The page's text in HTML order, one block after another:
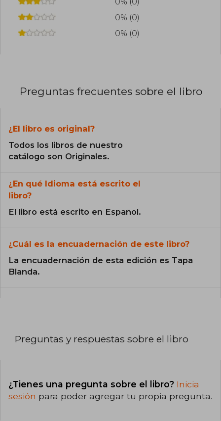
0% (0)
0% (0)
Preguntas frecuentes sobre el libro
¿El libro es original?
Todos los libros de nuestro
catálogo son Originales.
¿En qué Idioma está escrito el
libro?
El libro está escrito en Español.
¿Cuál es la encuadernación de este libro?
La encuadernación de esta edición es Tapa
Blanda.
Preguntas y respuestas sobre el libro
¿Tienes una pregunta sobre el libro? Inicia
sesión para poder agregar tu propia pregunta.